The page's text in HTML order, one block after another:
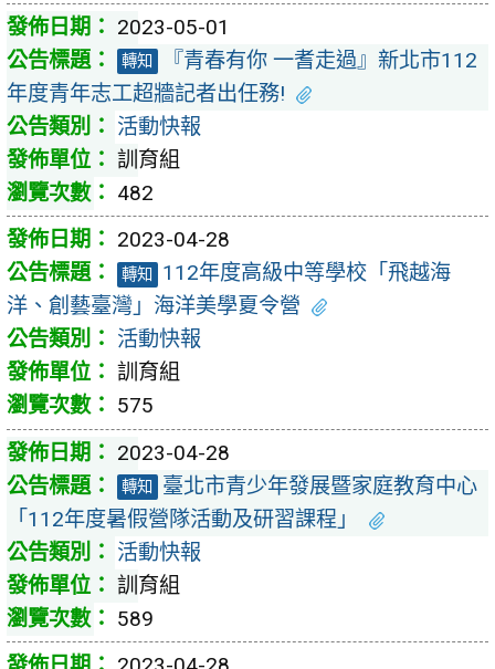
2023-05-01
轉知
『青春有你 一耆走過』新北市112
年度青年志工超牆記者出任務!
活動快報
訓育組
482
2023-04-28
轉知
112年度高級中等學校「飛越海
洋、創藝臺灣」海洋美學夏令營
活動快報
訓育組
575
2023-04-28
轉知
臺北市青少年發展暨家庭教育中心
「112年度暑假營隊活動及研習課程」
活動快報
訓育組
589